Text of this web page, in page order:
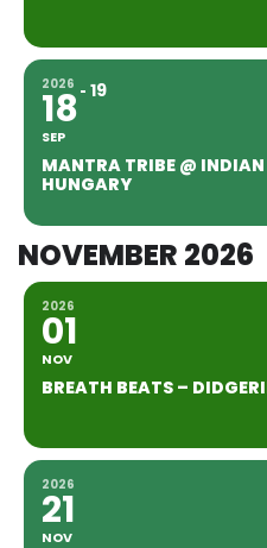
2026
18
SEP
19
MANTRA TRIBE @
HUNGARY
NOVEMBER 2026
2026
01
NOV
BREATH BEATS –
2026
21
NOV